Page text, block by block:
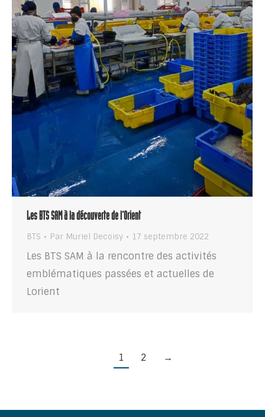
Les BTS SAM à la découverte de l’Orient
BTS Par Muriel Decoisy 17 septembre 2022
Les BTS SAM à la rencontre des activités
emblématiques passées et actuelles de
Lorient
1 2 →